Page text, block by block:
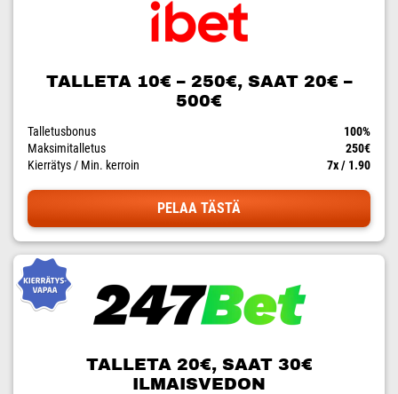
TALLETA 10€ – 250€, SAAT 20€ –
500€
Talletusbonus
100%
Maksimitalletus
250€
Kierrätys / Min. kerroin
7x / 1.90
PELAA TÄSTÄ
TALLETA 20€, SAAT 30€
ILMAISVEDON